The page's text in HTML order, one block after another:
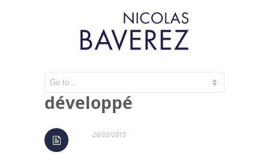
Le réveil du monde
développé
26/03/2015